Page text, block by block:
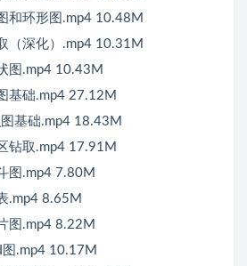
和环形图.mp4 10.48M
（深化）.mp4 10.31M
图.mp4 10.43M
基础.mp4 27.12M
基础.mp4 18.43M
钻取.mp4 17.91M
图.mp4 7.80M
.mp4 8.65M
图.mp4 8.22M
.mp4 10.17M